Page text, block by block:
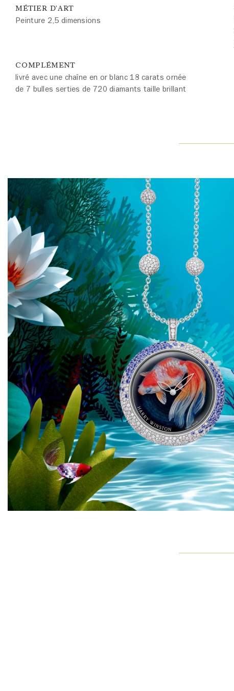
MÉTIER D'ART
Peinture 2,5 dimensions
COMPLÉMENT
livré avec une chaîne en or blanc 18 carats ornée
de 7 bulles serties de 720 diamants taille brillant